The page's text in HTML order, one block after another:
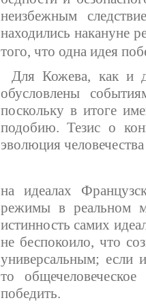
неизбежным
находились накануне
того, что одна идея
Для Кожева, как и
обусловлены
поскольку в итоге
подобию. Тезис о
эволюция
на идеалах
режимы в реальном
истинность самих
не беспокоило, что
универсальным; если
то
победить.